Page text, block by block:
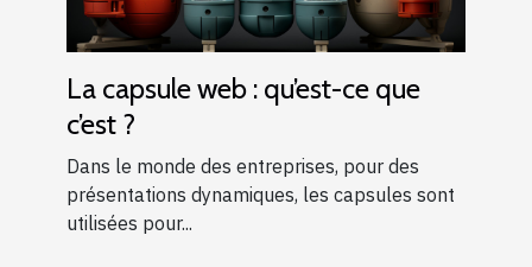
La capsule web : qu’est-ce que
c’est ?
Dans le monde des entreprises, pour des
présentations dynamiques, les capsules sont
utilisées pour...